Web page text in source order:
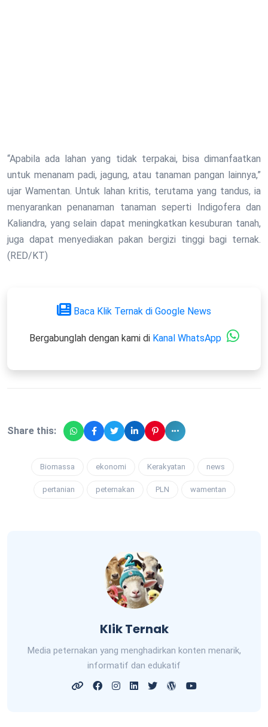
“Apabila ada lahan yang tidak terpakai, bisa dimanfaatkan
untuk menanam padi, jagung, atau tanaman pangan lainnya,”
ujar Wamentan. Untuk lahan kritis, terutama yang tandus, ia
menyarankan penanaman tanaman seperti Indigofera dan
Kaliandra, yang selain dapat meningkatkan kesuburan tanah,
juga dapat menyediakan pakan bergizi tinggi bagi ternak.
(RED/KT)
Baca Klik Ternak di Google News
Bergabunglah dengan kami di Kanal WhatsApp
Share this:
Biomassa ekonomi Kerakyatan news
pertanian peternakan PLN wamentan
Klik Ternak
Media peternakan yang menghadirkan konten menarik,
informatif dan edukatif